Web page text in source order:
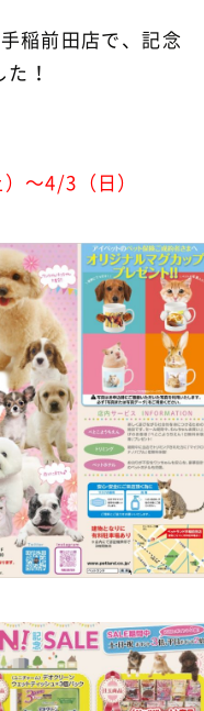
稲前田店で、記念
！
～4/3（日）